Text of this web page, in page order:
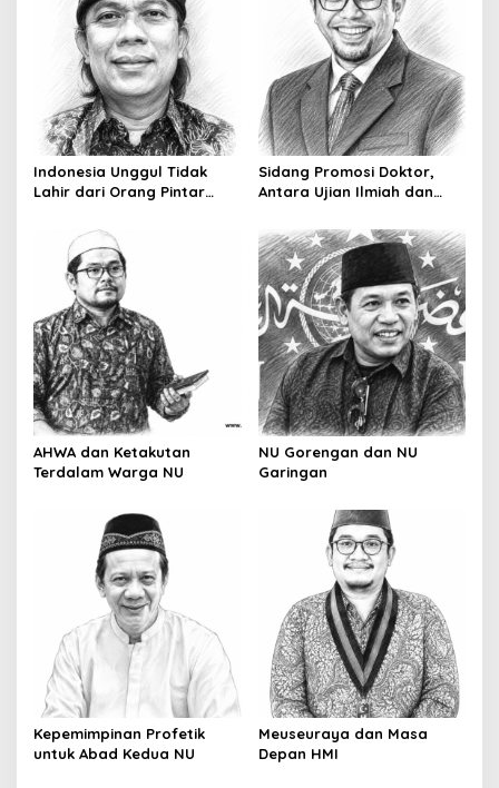
t
i
o
Indonesia Unggul Tidak
Lahir dari Orang Pintar
Sidang Promosi Doktor,
Antara Ujian Ilmiah dan
AHWA dan Ketakutan
Terdalam Warga NU
NU Gorengan dan NU
Garingan
Kepemimpinan Profetik
untuk Abad Kedua NU
Meuseuraya dan Masa
Depan HMI